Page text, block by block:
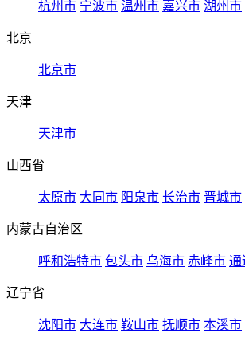
杭州市 宁波市 温州市 嘉兴市 湖州市
北京
北京市
天津
天津市
山西省
太原市 大同市 阳泉市 长治市 晋城市
内蒙古自治区
呼和浩特市 包头市 乌海市 赤峰市 通
辽宁省
沈阳市 大连市 鞍山市 抚顺市 本溪市